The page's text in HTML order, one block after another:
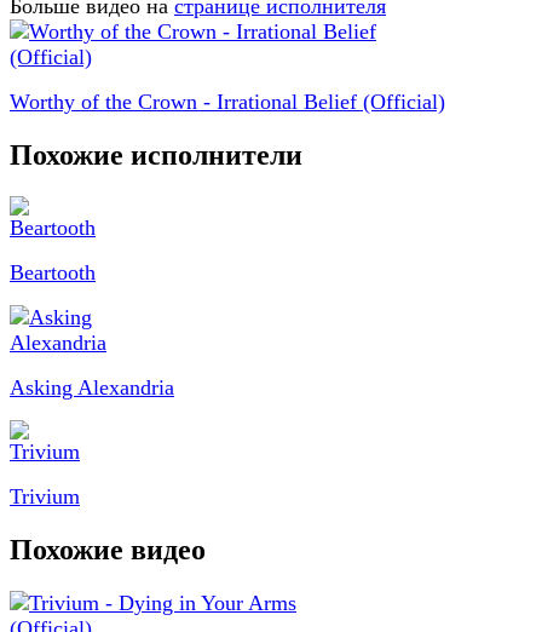
Больше видео на странице исполнителя
Worthy of the Crown - Irrational Belief (Official)
Похожие исполнители
Beartooth
Asking Alexandria
Trivium
Похожие видео